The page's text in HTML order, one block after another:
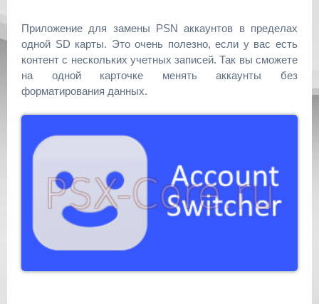
Приложение для замены PSN аккаунтов в пределах
одной SD карты. Это очень полезно, если у вас есть
контент с нескольких учетных записей. Так вы сможете
на одной карточке менять аккаунты без
форматирования данных.